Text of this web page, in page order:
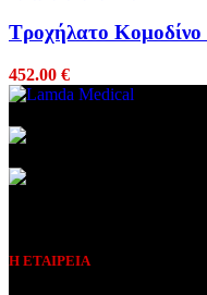
Τροχήλατο
452.00 €
Η ΕΤΑΙΡΕΙΑ